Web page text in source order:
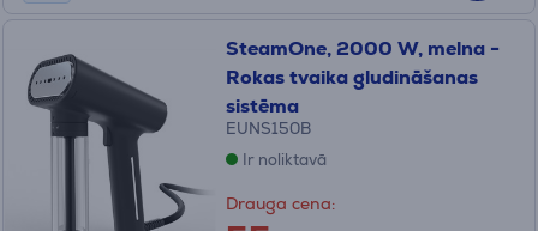
SteamOne, 2000 W, melna -
Rokas tvaika gludināšanas
sistēma
EUNS150B
Ir noliktavā
Drauga cena: